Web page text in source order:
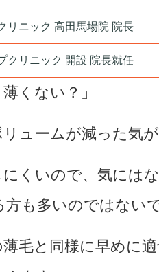
リニック 高田馬場院 院長
クリニック 開設 院長就任
くない？」
リュームが減った気
くいので、気には
方も多いのではない
毛と同様に早めに